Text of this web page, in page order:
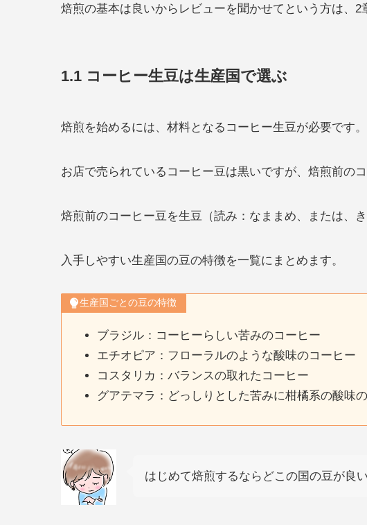
焙煎の基本は良いからレビューを聞かせてという方は、2
1.1 コーヒー生豆は生産国で選ぶ
焙煎を始めるには、材料となるコーヒー生豆が必要です。
お店で売られているコーヒー豆は黒いですが、焙煎前の
焙煎前のコーヒー豆を生豆（読み：なままめ、または、き
入手しやすい生産国の豆の特徴を一覧にまとめます。
生産国ごとの豆の特徴
ブラジル：コーヒーらしい苦みのコーヒー
エチオピア：フローラルのような酸味のコーヒー
コスタリカ：バランスの取れたコーヒー
グアテマラ：どっしりとした苦みに柑橘系の酸味
はじめて焙煎するならどこの国の豆が良